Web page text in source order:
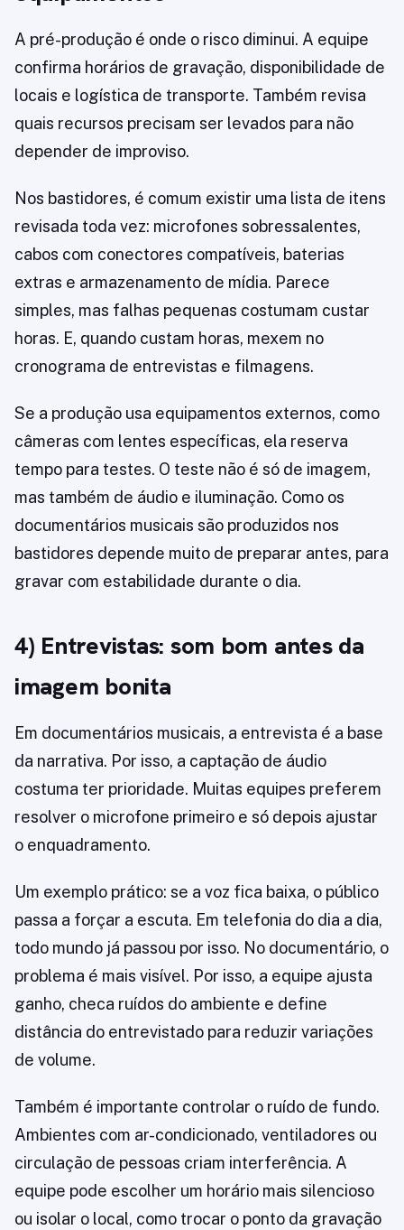
A pré-produção é onde o risco diminui. A equipe
confirma horários de gravação, disponibilidade de
locais e logística de transporte. Também revisa
quais recursos precisam ser levados para não
depender de improviso.
Nos bastidores, é comum existir uma lista de itens
revisada toda vez: microfones sobressalentes,
cabos com conectores compatíveis, baterias
extras e armazenamento de mídia. Parece
simples, mas falhas pequenas costumam custar
horas. E, quando custam horas, mexem no
cronograma de entrevistas e filmagens.
Se a produção usa equipamentos externos, como
câmeras com lentes específicas, ela reserva
tempo para testes. O teste não é só de imagem,
mas também de áudio e iluminação. Como os
documentários musicais são produzidos nos
bastidores depende muito de preparar antes, para
gravar com estabilidade durante o dia.
4) Entrevistas: som bom antes da
imagem bonita
Em documentários musicais, a entrevista é a base
da narrativa. Por isso, a captação de áudio
costuma ter prioridade. Muitas equipes preferem
resolver o microfone primeiro e só depois ajustar
o enquadramento.
Um exemplo prático: se a voz fica baixa, o público
passa a forçar a escuta. Em telefonia do dia a dia,
todo mundo já passou por isso. No documentário, o
problema é mais visível. Por isso, a equipe ajusta
ganho, checa ruídos do ambiente e define
distância do entrevistado para reduzir variações
de volume.
Também é importante controlar o ruído de fundo.
Ambientes com ar-condicionado, ventiladores ou
circulação de pessoas criam interferência. A
equipe pode escolher um horário mais silencioso
ou isolar o local, como trocar o ponto da gravação